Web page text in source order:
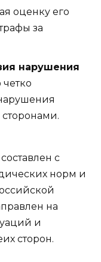
оценку его
за
нарушения
с
норм и
на
и
сторон.